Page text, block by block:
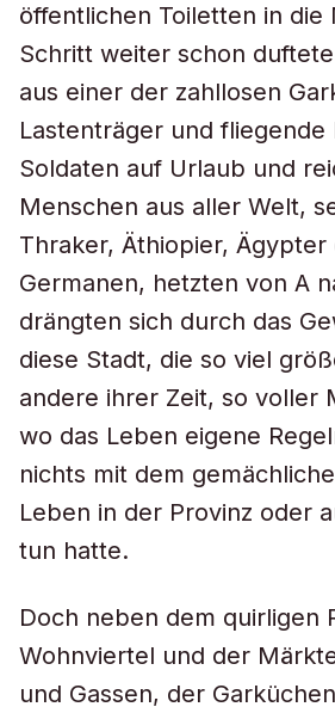
öffentlichen Toiletten in die
Schritt weiter schon
aus einer der zahllosen
Lastenträger und fliegende
Soldaten auf Urlaub und
Menschen aus aller Welt,
Thraker, Äthiopier, Ägypter
Germanen, hetzten von A
drängten sich durch das
diese Stadt, die so viel
andere ihrer Zeit, so voller
wo das Leben eigene
nichts mit dem
Leben in der Provinz oder
tun hatte.
Doch neben dem quirligen
Wohnviertel und der
und Gassen, der